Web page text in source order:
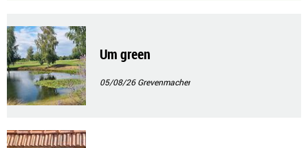
Um green
05/08/26Grevenmacher